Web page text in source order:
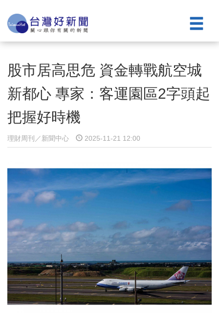
股市居高思危 資金轉戰航空城
新都心 專家：客運園區2字頭起
把握好時機
理財周刊／新聞中心 2025-11-21 12:00